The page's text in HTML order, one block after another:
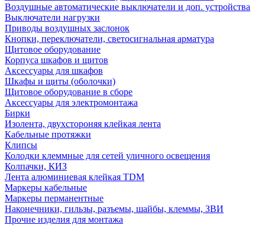
Воздушные автоматические выключатели и доп. устройства
Выключатели нагрузки
Приводы воздушных заслонок
Кнопки, переключатели, светосигнальная арматура
Щитовое оборудование
Корпуса шкафов и щитов
Аксессуары для шкафов
Шкафы и щиты (оболочки)
Щитовое оборудование в сборе
Аксессуары для электромонтажа
Бирки
Изолента, двухстороняя клейкая лента
Кабельные протяжки
Клипсы
Колодки клеммные для сетей уличного освещения
Колпачки, КИЗ
Лента алюминиевая клейкая TDM
Маркеры кабельные
Маркеры перманентные
Наконечники, гильзы, разъемы, шайбы, клеммы, ЗВИ
Прочие изделия для монтажа